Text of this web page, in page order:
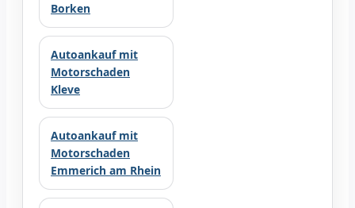
Borken
Autoankauf mit
Motorschaden
Kleve
Autoankauf mit
Motorschaden
Emmerich am Rhein